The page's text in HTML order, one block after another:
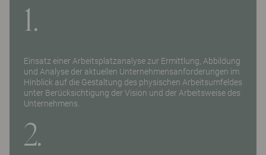
1.
Einsatz einer Arbeitsplatzanalyse zur Ermittlung, Abbildung
und Analyse der aktuellen Unternehmensanforderungen im
Hinblick auf die Gestaltung des physischen Arbeitsumfeldes
unter Berücksichtigung der Vision und der Arbeitsweise des
Unternehmens.
2.